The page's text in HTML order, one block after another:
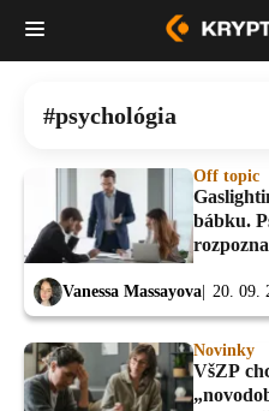
psychológia
Off topic
bábku.
Vanessa Massayova 20. 09.
Novinky
VšZP